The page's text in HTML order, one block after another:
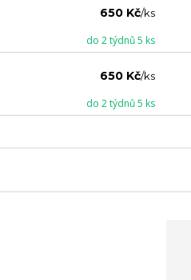
650 Kč/ks
do 2 týdnů 5 ks
650 Kč/ks
do 2 týdnů 5 ks